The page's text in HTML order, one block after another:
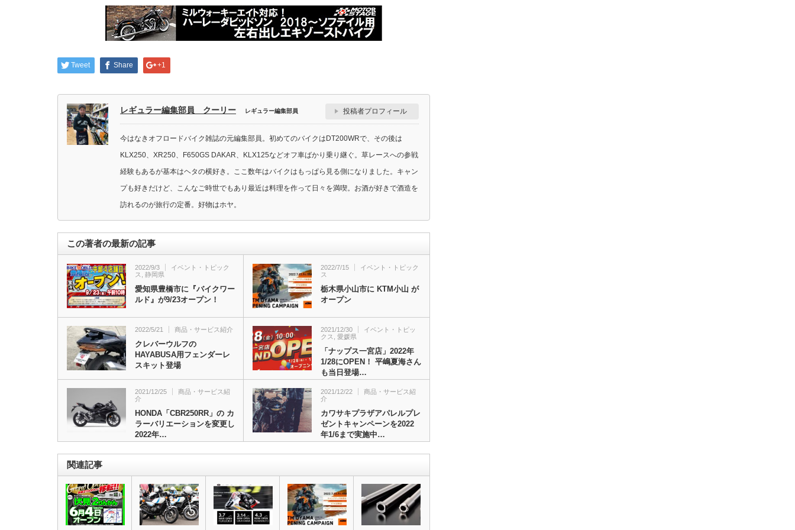
Tweet Share +1
レギュラー編集部員 クーリー レギュラー編集部員 投稿者プロフィール
今はなきオフロードバイク雑誌の元編集部員。初めてのバイクはDT200WRで、その後は
KLX250、XR250、F650GS DAKAR、KLX125などオフ車ばかり乗り継ぐ。草レースへの参戦
経験もあるが基本はヘタの横好き。ここ数年はバイクはもっぱら見る側になりました。キャン
プも好きだけど、こんなご時世でもあり最近は料理を作って日々を満喫。お酒が好きで酒造を
訪れるのが旅行の定番。好物はホヤ。
この著者の最新の記事
2022/9/3
イベント・トピック
ス
静岡県
愛知県豊橋市に『バイクワー
ルド』が9/23オープン！
2022/7/15
イベント・トピック
ス
栃木県小山市に KTM小山 が
オープン
2022/5/21 商品・サービス紹介
クレバーウルフの
HAYABUSA用フェンダーレ
スキット登場
2021/12/30
イベント・トピッ
クス
愛媛県
「ナップス一宮店」2022年
1/28にOPEN！ 平嶋夏海さん
も当日登場…
2021/12/25
商品・サービス紹
介
HONDA「CBR250RR」の カ
ラーバリエーションを変更し
2022年…
2021/12/22
商品・サービス紹
介
カワサキプラザアパレルプレ
ゼントキャンペーンを2022
年1/6まで実施中…
関連記事